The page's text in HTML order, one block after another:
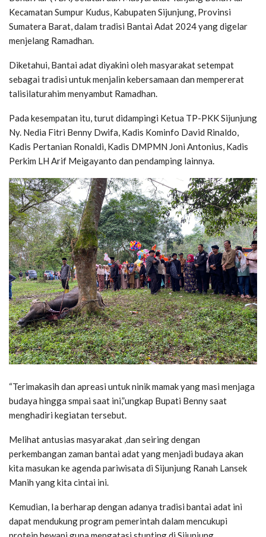
Kecamatan Sumpur Kudus, Kabupaten Sijunjung, Provinsi
Sumatera Barat, dalam tradisi Bantai Adat 2024 yang digelar
menjelang Ramadhan.
Diketahui, Bantai adat diyakini oleh masyarakat setempat
sebagai tradisi untuk menjalin kebersamaan dan mempererat
talisilaturahim menyambut Ramadhan.
Pada kesempatan itu, turut didampingi Ketua TP-PKK Sijunjung
Ny. Nedia Fitri Benny Dwifa, Kadis Kominfo David Rinaldo,
Kadis Pertanian Ronaldi, Kadis DMPMN Joni Antonius, Kadis
Perkim LH Arif Meigayanto dan pendamping lainnya.
“Terimakasih dan apreasi untuk ninik mamak yang masi menjaga
budaya hingga smpai saat ini,”ungkap Bupati Benny saat
menghadiri kegiatan tersebut.
Melihat antusias masyarakat ,dan seiring dengan
perkembangan zaman bantai adat yang menjadi budaya akan
kita masukan ke agenda pariwisata di Sijunjung Ranah Lansek
Manih yang kita cintai ini.
Kemudian, Ia berharap dengan adanya tradisi bantai adat ini
dapat mendukung program pemerintah dalam mencukupi